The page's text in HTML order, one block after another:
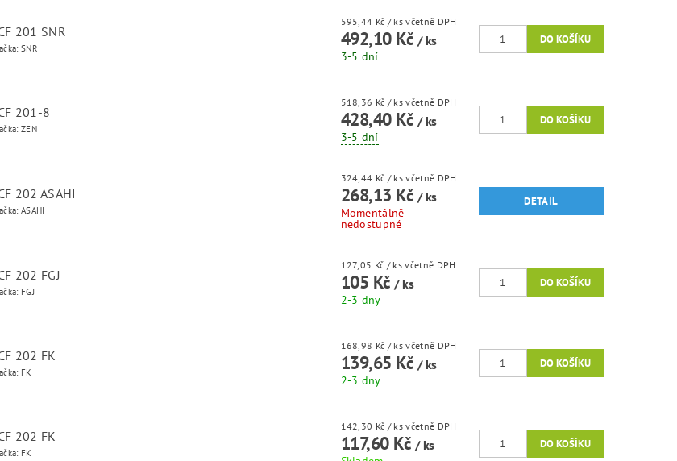
201 SNR
SNR
595,44 Kč / ks včetně DPH
492,10 Kč / ks
3-5 dní
201-8
ZEN
518,36 Kč / ks včetně DPH
428,40 Kč / ks
3-5 dní
202 ASAHI
ASAHI
324,44 Kč / ks včetně DPH
268,13 Kč / ks
Momentálně
nedostupné
DETAIL
202 FGJ
FGJ
127,05 Kč / ks včetně DPH
105 Kč/ ks
2-3 dny
202 FK
FK
168,98 Kč / ks včetně DPH
139,65 Kč / ks
2-3 dny
202 FK
FK
142,30 Kč / ks včetně DPH
117,60 Kč / ks